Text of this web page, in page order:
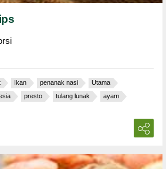
Ikan penanak nasi
Utama
presto tulang lunak ayam